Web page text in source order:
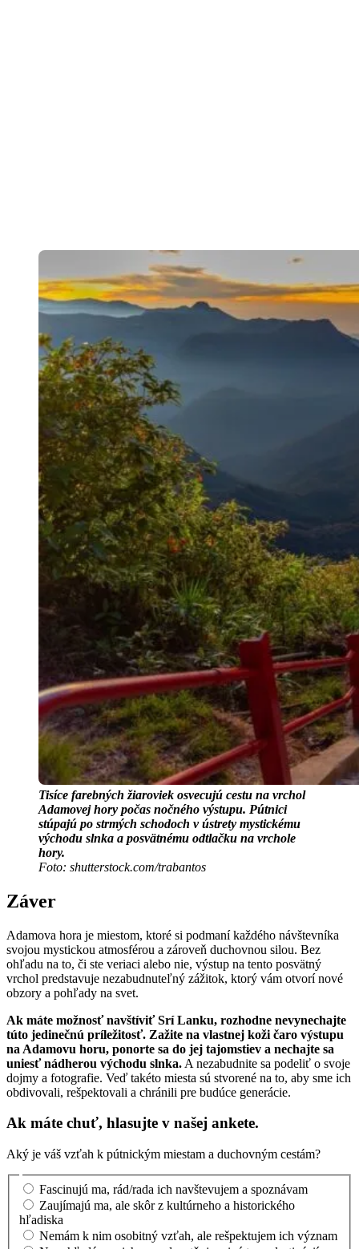
Tisíce farebných žiaroviek osvecujú cestu na vrchol
Adamovej hory počas nočného výstupu. Pútnici
stúpajú po strmých schodoch v ústrety mystickému
východu slnka a posvätnému odtlačku na vrchole
hory.
Foto: shutterstock.com/trabantos
Záver
Adamova hora je miestom, ktoré si podmaní každého návštevníka
svojou mystickou atmosférou a zároveň duchovnou silou. Bez
ohľadu na to, či ste veriaci alebo nie, výstup na tento posvätný
vrchol predstavuje nezabudnuteľný zážitok, ktorý vám otvorí nové
obzory a pohľady na svet.
Ak máte možnosť navštíviť Srí Lanku, rozhodne nevynechajte
túto jedinečnú príležitosť. Zažite na vlastnej koži čaro výstupu
na Adamovu horu, ponorte sa do jej tajomstiev a nechajte sa
uniesť nádherou východu slnka. A nezabudnite sa podeliť o svoje
dojmy a fotografie. Veď takéto miesta sú stvorené na to, aby sme ich
obdivovali, rešpektovali a chránili pre budúce generácie.
Ak máte chuť, hlasujte v našej ankete.
Aký je váš vzťah k pútnickým miestam a duchovným cestám?
Fascinujú ma, rád/rada ich navštevujem a spoznávam
Zaujímajú ma, ale skôr z kultúrneho a historického
hľadiska
Nemám k nim osobitný vzťah, ale rešpektujem ich význam